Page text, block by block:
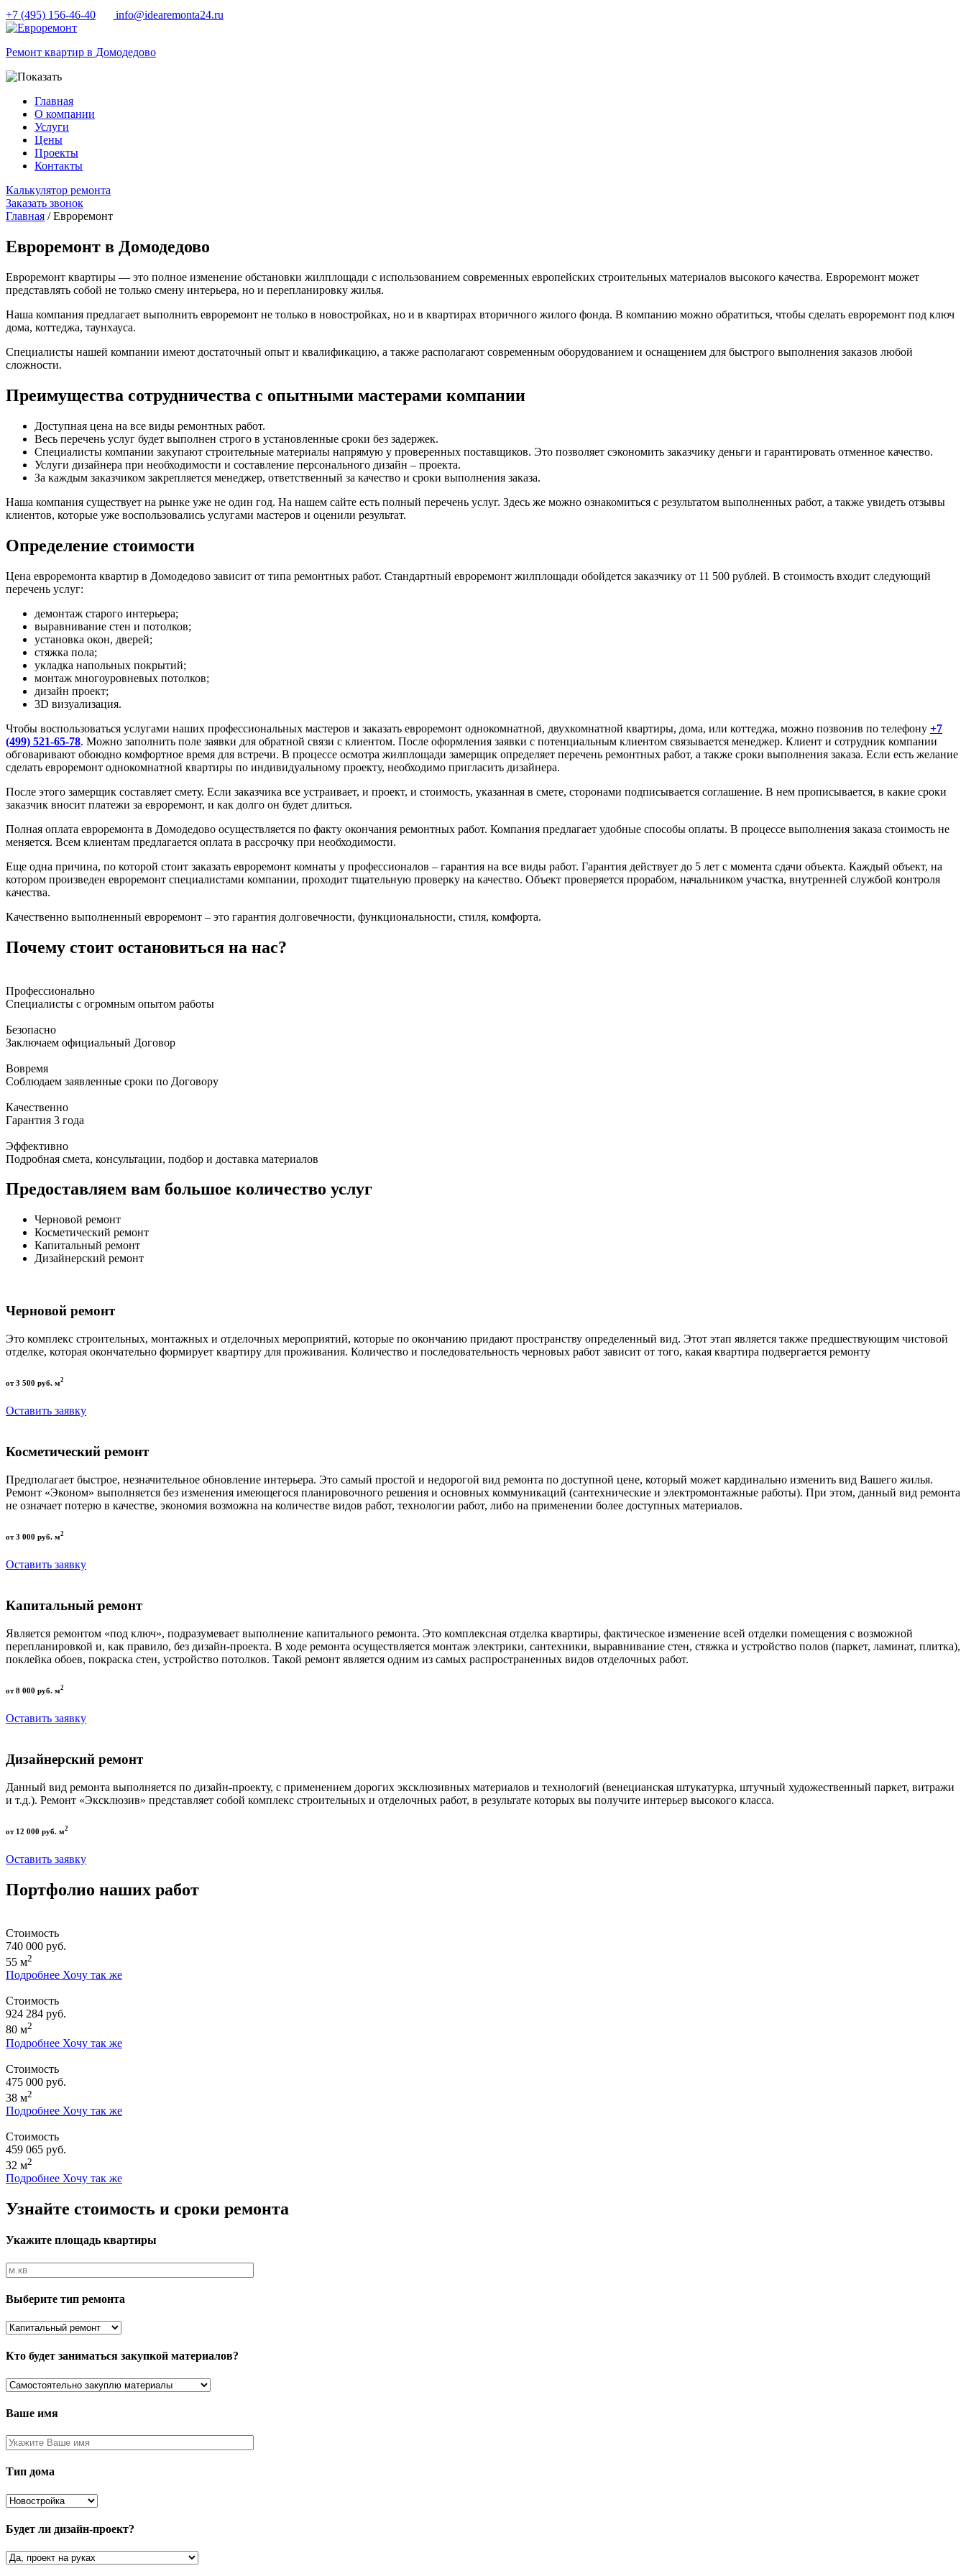
+7 (495) 156-46-40 info@idearemonta24.ru
Ремонт квартир в Домодедово
Главная
О компании
Услуги
Цены
Проекты
Контакты
Калькулятор ремонта
Заказать звонок
Главная / Евроремонт
Евроремонт в Домодедово
Евроремонт квартиры — это полное изменение обстановки жилплощади с использованием современных европейских строительных материалов высокого качества. Евроремонт может
представлять собой не только смену интерьера, но и перепланировку жилья.
Наша компания предлагает выполнить евроремонт не только в новостройках, но и в квартирах вторичного жилого фонда. В компанию можно обратиться, чтобы сделать евроремонт под ключ
дома, коттеджа, таунхауса.
Специалисты нашей компании имеют достаточный опыт и квалификацию, а также располагают современным оборудованием и оснащением для быстрого выполнения заказов любой
сложности.
Преимущества сотрудничества с опытными мастерами компании
Доступная цена на все виды ремонтных работ.
Весь перечень услуг будет выполнен строго в установленные сроки без задержек.
Специалисты компании закупают строительные материалы напрямую у проверенных поставщиков. Это позволяет сэкономить заказчику деньги и гарантировать отменное качество.
Услуги дизайнера при необходимости и составление персонального дизайн – проекта.
За каждым заказчиком закрепляется менеджер, ответственный за качество и сроки выполнения заказа.
Наша компания существует на рынке уже не один год. На нашем сайте есть полный перечень услуг. Здесь же можно ознакомиться с результатом выполненных работ, а также увидеть отзывы
клиентов, которые уже воспользовались услугами мастеров и оценили результат.
Определение стоимости
Цена евроремонта квартир в Домодедово зависит от типа ремонтных работ. Стандартный евроремонт жилплощади обойдется заказчику от 11 500 рублей. В стоимость входит следующий
перечень услуг:
демонтаж старого интерьера;
выравнивание стен и потолков;
установка окон, дверей;
стяжка пола;
укладка напольных покрытий;
монтаж многоуровневых потолков;
дизайн проект;
3D визуализация.
Чтобы воспользоваться услугами наших профессиональных мастеров и заказать евроремонт однокомнатной, двухкомнатной квартиры, дома, или коттеджа, можно позвонив по телефону +7
(499) 521-65-78. Можно заполнить поле заявки для обратной связи с клиентом. После оформления заявки с потенциальным клиентом связывается менеджер. Клиент и сотрудник компании
обговаривают обоюдно комфортное время для встречи. В процессе осмотра жилплощади замерщик определяет перечень ремонтных работ, а также сроки выполнения заказа. Если есть желание
сделать евроремонт однокомнатной квартиры по индивидуальному проекту, необходимо пригласить дизайнера.
После этого замерщик составляет смету. Если заказчика все устраивает, и проект, и стоимость, указанная в смете, сторонами подписывается соглашение. В нем прописывается, в какие сроки
заказчик вносит платежи за евроремонт, и как долго он будет длиться.
Полная оплата евроремонта в Домодедово осуществляется по факту окончания ремонтных работ. Компания предлагает удобные способы оплаты. В процессе выполнения заказа стоимость не
меняется. Всем клиентам предлагается оплата в рассрочку при необходимости.
Еще одна причина, по которой стоит заказать евроремонт комнаты у профессионалов – гарантия на все виды работ. Гарантия действует до 5 лет с момента сдачи объекта. Каждый объект, на
котором произведен евроремонт специалистами компании, проходит тщательную проверку на качество. Объект проверяется прорабом, начальником участка, внутренней службой контроля
качества.
Качественно выполненный евроремонт – это гарантия долговечности, функциональности, стиля, комфорта.
Почему стоит остановиться на нас?
Профессионально
Специалисты с огромным опытом работы
Безопасно
Заключаем официальный Договор
Вовремя
Соблюдаем заявленные сроки по Договору
Качественно
Гарантия 3 года
Эффективно
Подробная смета, консультации, подбор и доставка материалов
Предоставляем вам большое количество услуг
Черновой ремонт
Косметический ремонт
Капитальный ремонт
Дизайнерский ремонт
Черновой ремонт
Это комплекс строительных, монтажных и отделочных мероприятий, которые по окончанию придают пространству определенный вид. Этот этап является также предшествующим чистовой
отделке, которая окончательно формирует квартиру для проживания. Количество и последовательность черновых работ зависит от того, какая квартира подвергается ремонту
от 3 500 руб. м2
Оставить заявку
Косметический ремонт
Предполагает быстрое, незначительное обновление интерьера. Это самый простой и недорогой вид ремонта по доступной цене, который может кардинально изменить вид Вашего жилья.
Ремонт «Эконом» выполняется без изменения имеющегося планировочного решения и основных коммуникаций (сантехнические и электромонтажные работы). При этом, данный вид ремонта
не означает потерю в качестве, экономия возможна на количестве видов работ, технологии работ, либо на применении более доступных материалов.
от 3 000 руб. м2
Оставить заявку
Капитальный ремонт
Является ремонтом «под ключ», подразумевает выполнение капитального ремонта. Это комплексная отделка квартиры, фактическое изменение всей отделки помещения с возможной
перепланировкой и, как правило, без дизайн-проекта. В ходе ремонта осуществляется монтаж электрики, сантехники, выравнивание стен, стяжка и устройство полов (паркет, ламинат, плитка),
поклейка обоев, покраска стен, устройство потолков. Такой ремонт является одним из самых распространенных видов отделочных работ.
от 8 000 руб. м2
Оставить заявку
Дизайнерский ремонт
Данный вид ремонта выполняется по дизайн-проекту, с применением дорогих эксклюзивных материалов и технологий (венецианская штукатурка, штучный художественный паркет, витражи
и т.д.). Ремонт «Эксклюзив» представляет собой комплекс строительных и отделочных работ, в результате которых вы получите интерьер высокого класса.
от 12 000 руб. м2
Оставить заявку
Портфолио наших работ
Стоимость
740 000 руб.
55 м2
Подробнее Хочу так же
Стоимость
924 284 руб.
80 м2
Подробнее Хочу так же
Стоимость
475 000 руб.
38 м2
Подробнее Хочу так же
Стоимость
459 065 руб.
32 м2
Подробнее Хочу так же
Узнайте стоимость и сроки ремонта
Укажите площадь квартиры
Выберите тип ремонта
Кто будет заниматься закупкой материалов?
Ваше имя
Тип дома
Будет ли дизайн-проект?